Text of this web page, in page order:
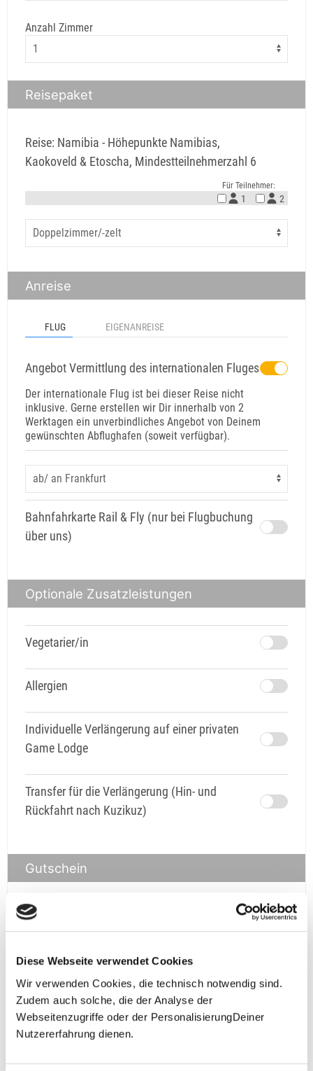
Diese Webseite verwendet Cookies
Wir verwenden Cookies, die technisch notwendig sind.
Zudem auch solche, die der Analyse der
Webseitenzugriffe oder der PersonalisierungDeiner
Nutzererfahrung dienen.
Anzahl Zimmer
Reisepaket
Reise: Namibia - Höhepunkte Namibias,
Kaokoveld & Etoscha, Mindestteilnehmerzahl 6
Für Teilnehmer:
1 2
Anreise
FLUG EIGENANREISE
Angebot Vermittlung des internationalen Fluges
Der internationale Flug ist bei dieser Reise nicht
inklusive. Gerne erstellen wir Dir innerhalb von 2
Werktagen ein unverbindliches Angebot von Deinem
gewünschten Abflughafen (soweit verfügbar).
Bahnfahrkarte Rail & Fly (nur bei Flugbuchung
über uns)
Optionale Zusatzleistungen
Vegetarier/in
Allergien
Individuelle Verlängerung auf einer privaten
Game Lodge
Transfer für die Verlängerung (Hin- und
Rückfahrt nach Kuzikuz)
Gutschein
Gutschein
**Halbes Doppelzimmer: Zwei gleichgeschlechtliche